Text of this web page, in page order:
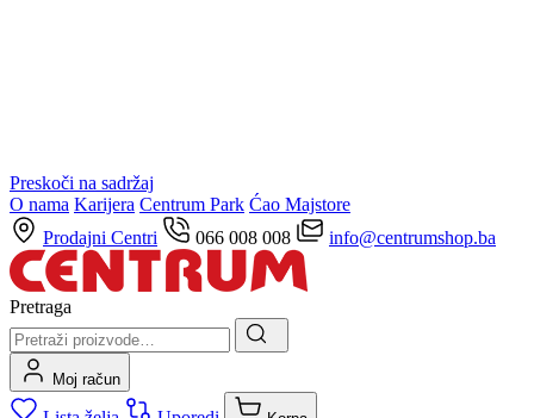
Preskoči na sadržaj
O nama Karijera Centrum Park Ćao Majstore
Prodajni Centri
066 008 008 info@centrumshop.ba
Pretraga
Moj račun